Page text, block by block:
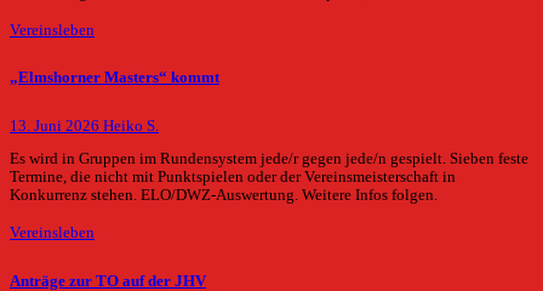
Vereinsleben
„Elmshorner Masters“ kommt
13. Juni 2026 Heiko S.
Es wird in Gruppen im Rundensystem jede/r gegen jede/n gespielt. Sieben feste
Termine, die nicht mit Punktspielen oder der Vereinsmeisterschaft in
Konkurrenz stehen. ELO/DWZ-Auswertung. Weitere Infos folgen.
Vereinsleben
Anträge zur TO auf der JHV